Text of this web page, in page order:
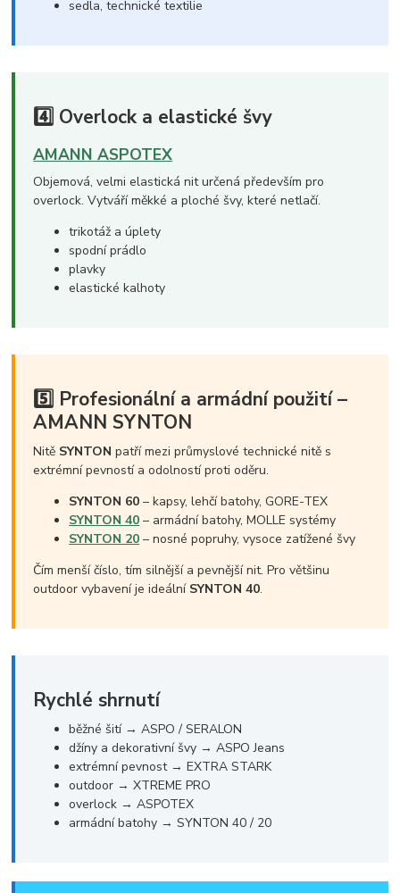
sedla, technické textilie
4️⃣ Overlock a elastické švy
AMANN ASPOTEX
Objemová, velmi elastická nit určená především pro
overlock. Vytváří měkké a ploché švy, které netlačí.
trikotáž a úplety
spodní prádlo
plavky
elastické kalhoty
5️⃣ Profesionální a armádní použití –
AMANN SYNTON
Nitě SYNTON patří mezi průmyslové technické nitě s
extrémní pevností a odolností proti oděru.
SYNTON 60 – kapsy, lehčí batohy, GORE-TEX
SYNTON 40 – armádní batohy, MOLLE systémy
SYNTON 20 – nosné popruhy, vysoce zatížené švy
Čím menší číslo, tím silnější a pevnější nit. Pro většinu
outdoor vybavení je ideální SYNTON 40.
Rychlé shrnutí
běžné šití → ASPO / SERALON
džíny a dekorativní švy → ASPO Jeans
extrémní pevnost → EXTRA STARK
outdoor → XTREME PRO
overlock → ASPOTEX
armádní batohy → SYNTON 40 / 20